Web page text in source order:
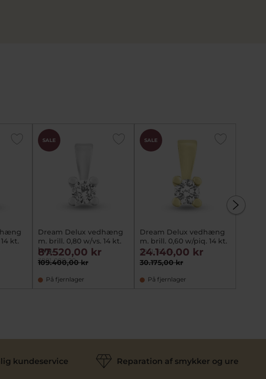
kt.
SALE
Dream Delux vedhæng
m. brill. 0,80 w/vs. 14 kt.
hvg.
3801-080-20
109.400,00 kr
87.520,00 kr
På fjernlager
SALE
Dream Delux vedhæng
m. brill. 0,60 w/piq. 14 kt.
3801-160-14
30.175,00 kr
24.140,00 kr
På fjernlager
kundeservice Reparation af smykker og ure